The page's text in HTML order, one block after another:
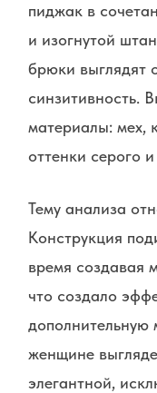
пиджак в
и изогнутой
брюки выглядят
синзитивность.
материалы: мех,
оттенки серого
Тему анализа
Конструкция
время создавая
что создало
дополнительную
женщине
элегантной,